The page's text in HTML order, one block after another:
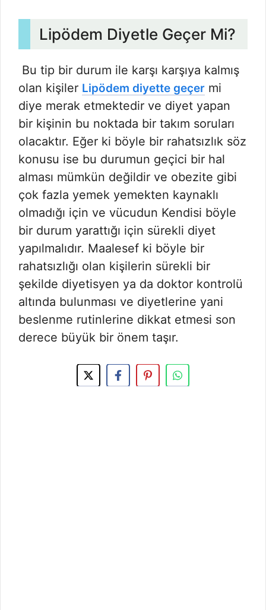
Lipödem Diyetle Geçer Mi?
Bu tip bir durum ile karşı karşıya kalmış
olan kişiler Lipödem diyette geçer mi
diye merak etmektedir ve diyet yapan
bir kişinin bu noktada bir takım soruları
olacaktır. Eğer ki böyle bir rahatsızlık söz
konusu ise bu durumun geçici bir hal
alması mümkün değildir ve obezite gibi
çok fazla yemek yemekten kaynaklı
olmadığı için ve vücudun Kendisi böyle
bir durum yarattığı için sürekli diyet
yapılmalıdır. Maalesef ki böyle bir
rahatsızlığı olan kişilerin sürekli bir
şekilde diyetisyen ya da doktor kontrolü
altında bulunması ve diyetlerine yani
beslenme rutinlerine dikkat etmesi son
derece büyük bir önem taşır.